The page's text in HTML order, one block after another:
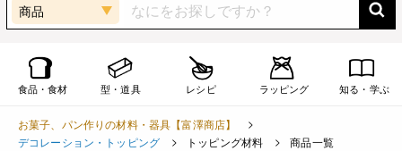
商品
食品・食材 型・道具 レシピ ラッピング 知る・学ぶ
お菓子、パン作りの材料・器具【富澤商店】
デコレーション・トッピング
トッピング材料 商品一覧